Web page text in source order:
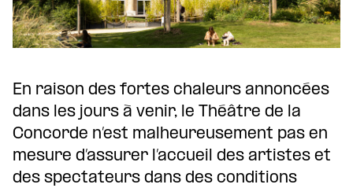
En raison des fortes chaleurs annoncées
dans les jours à venir, le Théâtre de la
Concorde n’est malheureusement pas en
mesure d’assurer l’accueil des artistes et
des spectateurs dans des conditions